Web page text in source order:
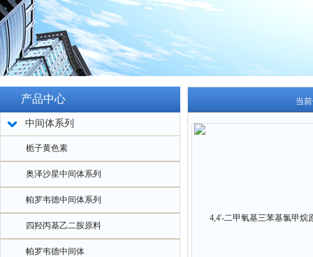
产品中心
中间体系列
栀子黄色素
奥泽沙星中间体系列
帕罗韦德中间体系列
四羟丙基乙二胺原料
帕罗韦德中间体
当